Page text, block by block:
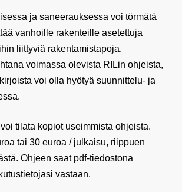
ja saneerauksessa voi törmätä
vanhoille rakenteille asetettuja
liittyviä rakentamistapoja.
voimassa olevista RILin ohjeista,
voi olla hyötyä suunnittelu- ja
tilata kopiot useimmista ohjeista.
tai 30 euroa / julkaisu, riippuen
Ohjeen saat pdf-tiedostona
vastaan.